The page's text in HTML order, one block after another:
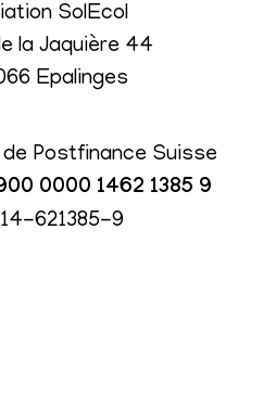
SolEcol
la Jaquière 44
Epalinges
Postfinance Suisse
0000 1462 1385 9
621385-9